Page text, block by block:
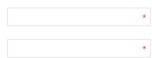
*
*